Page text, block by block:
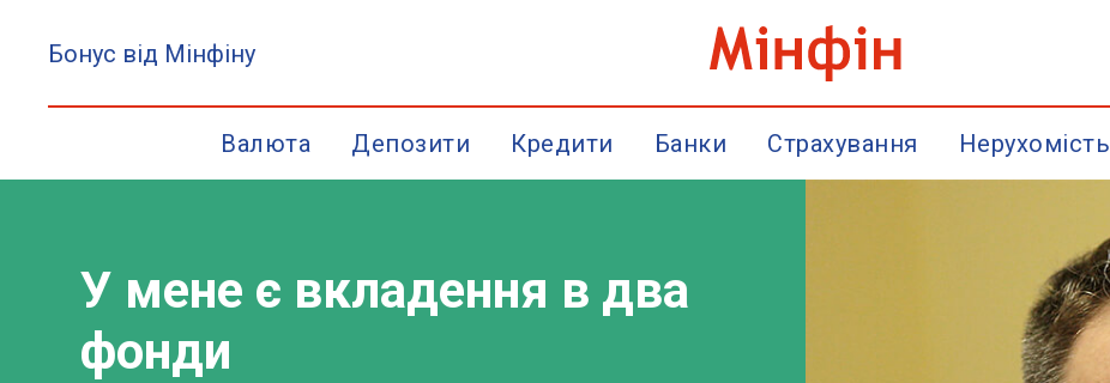
Бонус від Мінфіну
Валюта Депозити Кредити Банки Страхування Нерухомість
У мене є вкладення в два
фонди